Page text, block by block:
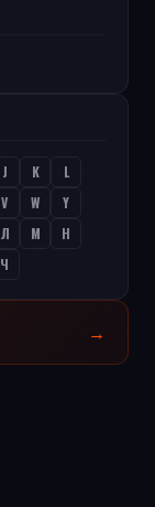
J K
L
V W
Y
Л М
Н
Ч
→